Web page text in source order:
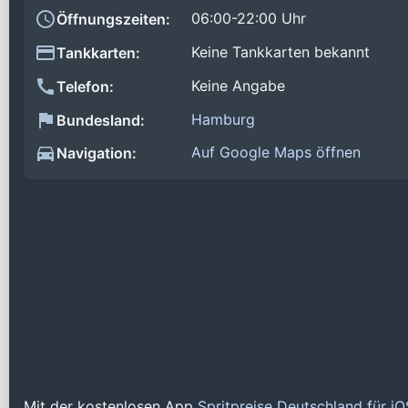
Öffnungszeiten:
06:00-22:00 Uhr
Tankkarten:
Keine Tankkarten bekannt
Telefon:
Keine Angabe
Bundesland:
Hamburg
Navigation:
Auf Google Maps öffnen